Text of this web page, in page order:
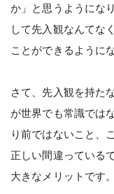
か」と思うようにな
して先入観なんてな
ことができるように
さて、先入観を持た
が世界でも常識では
り前ではないこと、
正しい間違っている
大きなメリットです。